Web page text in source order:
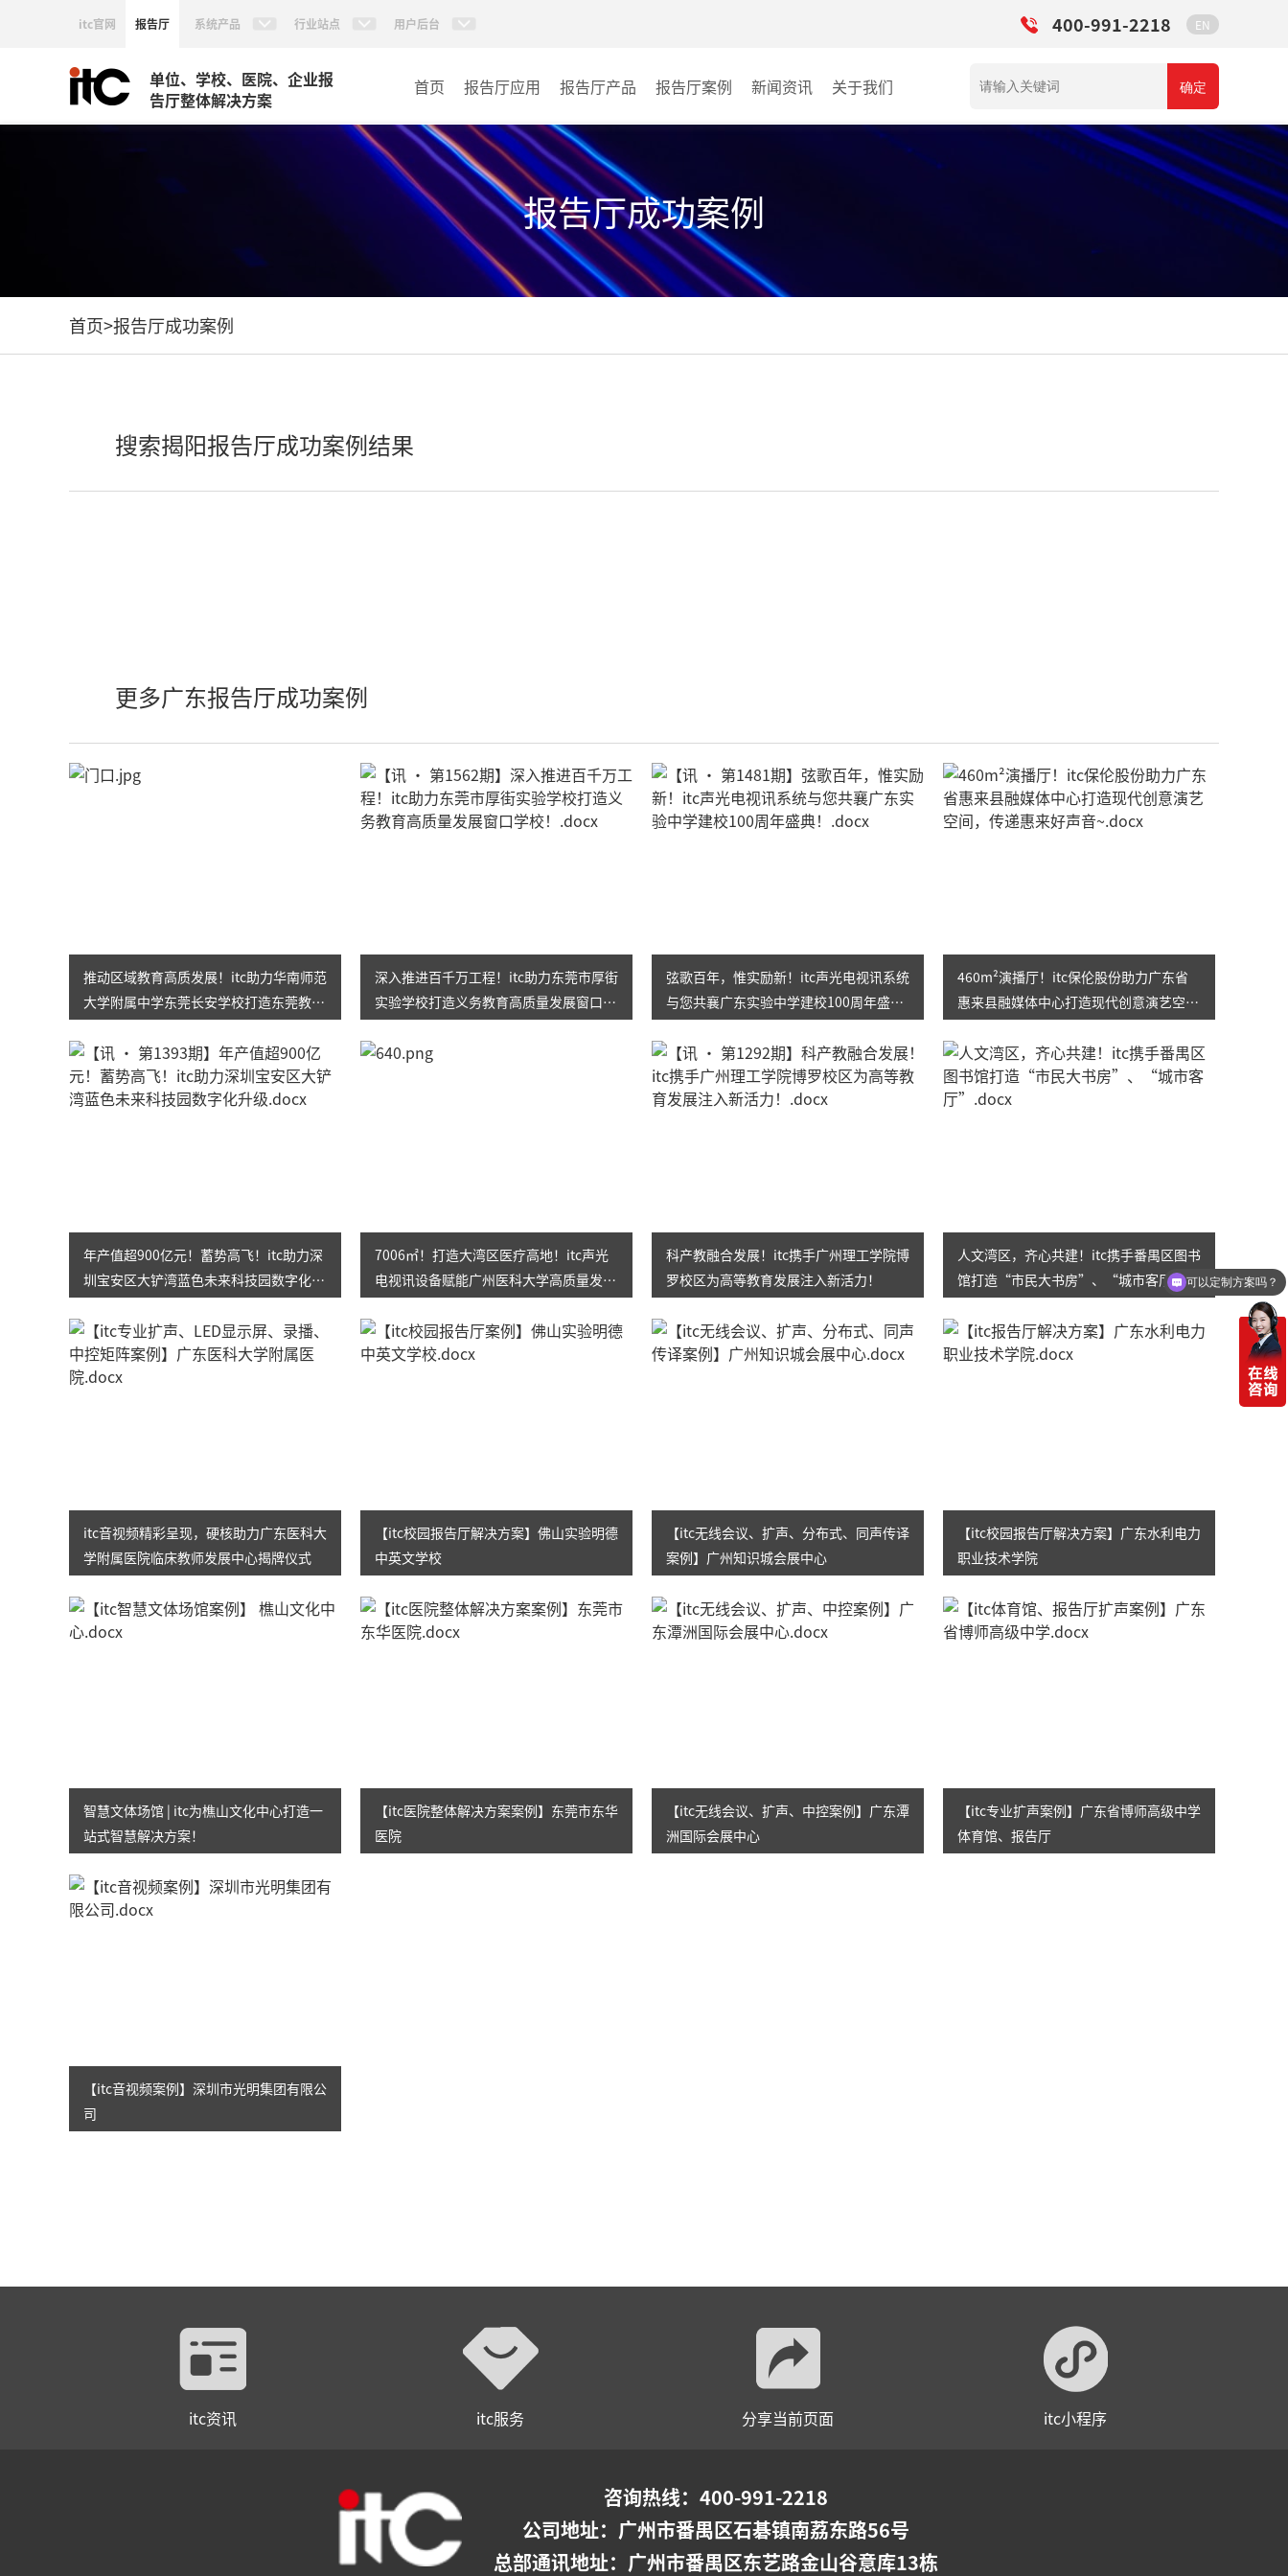
itc官网 报告厅 系统产品 行业站点 用户后台 400-991-2218 EN
单位、学校、医院、企业报
告厅整体解决方案
首页 报告厅应用 报告厅产品
AI智慧视频会议系统
AI智慧会议平板
视频会议配件
AI智慧会议平板itchub
数字化会议设备
同声传译系列
AI智慧录播系统
庭审录播
智能AI会议纪要系列
智慧党建系列
报告厅案例
文体场馆
教育
医疗
新闻资讯 关于我们 确定
报告厅成功案例
首页>报告厅成功案例
搜索揭阳报告厅成功案例结果
更多广东报告厅成功案例
推动区域教育高质发展！itc助力华南师范
大学附属中学东莞长安学校打造东莞教育
深入推进百千万工程！itc助力东莞市厚街
实验学校打造义务教育高质量发展窗口学
弦歌百年，惟实励新！itc声光电视讯系统
与您共襄广东实验中学建校100周年盛
460m²演播厅！itc保伦股份助力广东省
惠来县融媒体中心打造现代创意演艺空
年产值超900亿元！蓄势高飞！itc助力深
圳宝安区大铲湾蓝色未来科技园数字化升
7006㎡！打造大湾区医疗高地！itc声光
电视讯设备赋能广州医科大学高质量发
科产教融合发展！itc携手广州理工学院博
罗校区为高等教育发展注入新活力！
人文湾区，齐心共建！itc携手番禺区图书
馆打造“市民大书房”、“城市客厅”
itc音视频精彩呈现，硬核助力广东医科大
学附属医院临床教师发展中心揭牌仪式
【itc校园报告厅解决方案】佛山实验明德
中英文学校
【itc无线会议、扩声、分布式、同声传译
案例】广州知识城会展中心
【itc校园报告厅解决方案】广东水利电力
职业技术学院
智慧文体场馆 | itc为樵山文化中心打造一
站式智慧解决方案！
【itc医院整体解决方案案例】东莞市东华
医院
【itc无线会议、扩声、中控案例】广东潭
洲国际会展中心
【itc专业扩声案例】广东省博师高级中学
体育馆、报告厅
【itc音视频案例】深圳市光明集团有限公
司
itc资讯 itc服务 分享当前页面 itc小程序
咨询热线：400-991-2218
公司地址： 广州市番禺区石碁镇南荔东路56号
总部通讯地址：广州市番禺区东艺路金山谷意库13栋
可以定制方案吗？